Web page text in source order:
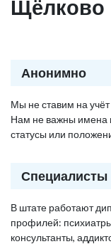
Щёлково
Анонимно
Мы не ставим на
Нам не важны имена
статусы или
Специалисты
В штате работают
профилей:
консультанты,